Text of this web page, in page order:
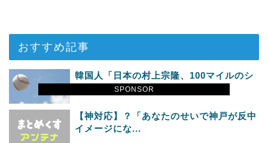
SPONSOR
おすすめ記事
韓国人「日本の村上宗隆、100マイルのシ
ンカーを逆...
【神対応】？「あなたのせいで神戸が反中
イメージにな...